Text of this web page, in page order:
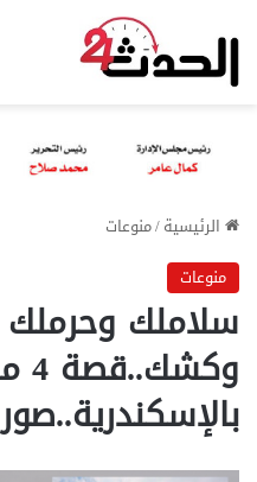
الرئيسية/منوعات
منوعات
سلاملك
بالإسكندرية..صور